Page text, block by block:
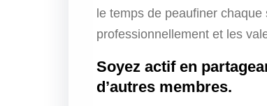
le temps de peaufiner
professionnellement et les
Soyez actif en
d’autres membres.